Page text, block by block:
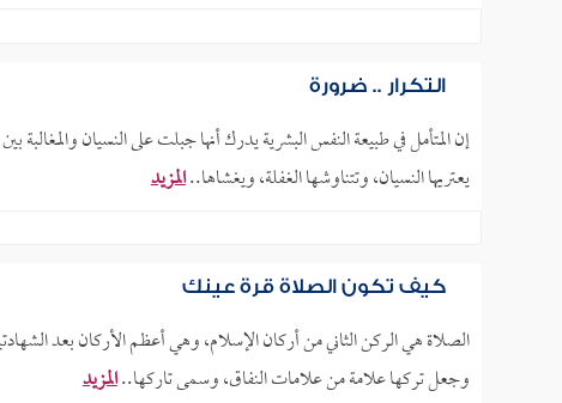
التكرار .. ضرورة
إن المتأمل في طبيعة النفس البشرية يدرك أنها جبلت على النسيان
يعتريها النسيان، وتتناوشها الغفلة، ويغشاها..المزيد
كيف تكون الصلاة قرة عينك
الصلاة هي الركن الثاني من أركان الإسلام، وهي أعظم الأركان بعد
وجعل تركها علامة من علامات النفاق، وسمى تاركها..المزيد